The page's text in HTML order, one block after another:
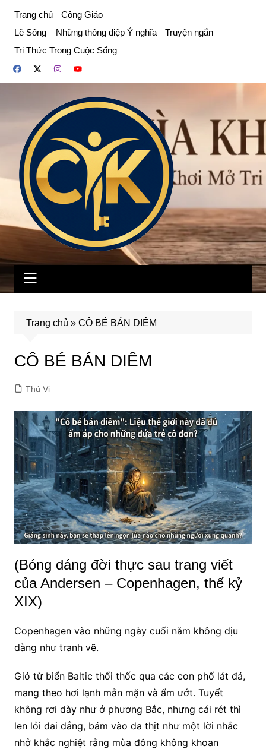
phần
dung
Trang chủ
Công Giáo
Lẽ Sống – Những thông điệp Ý nghĩa
Truyện ngắn
Tri Thức Trong Cuộc Sống
Trang chủ » CÔ BÉ BÁN DIÊM
CÔ BÉ BÁN DIÊM
Thú Vị
(Bóng dáng đời thực sau trang viết
của Andersen – Copenhagen, thế kỷ
XIX)
Copenhagen vào những ngày cuối năm không dịu
dàng như tranh vẽ.
Gió từ biển Baltic thổi thốc qua các con phố lát đá,
mang theo hơi lạnh mằn mặn và ẩm ướt. Tuyết
không rơi dày như ở phương Bắc, nhưng cái rét thì
len lỏi dai dẳng, bám vào da thịt như một lời nhắc
nhở khắc nghiệt rằng mùa đông không khoan